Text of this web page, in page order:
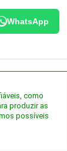
WhatsApp
como
produzir as
possíveis